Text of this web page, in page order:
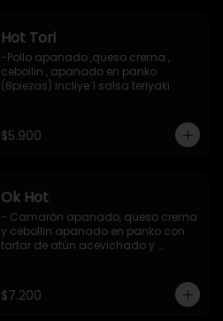
Hot Tori
-Pollo apanado ,queso crema ,
cebollin , apanado en panko
(8piezas) incliye 1 salsa teriyaki
$5.900
Ok Hot
- Camarón apanado, queso crema
y cebollin apanado en panko con
tartar de atún acevichado y
$7.200